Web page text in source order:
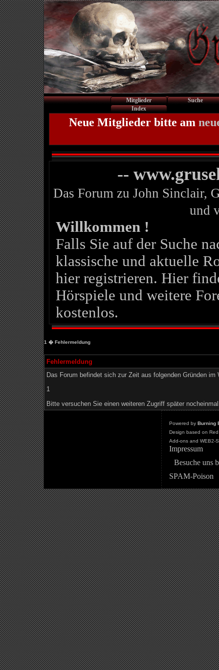
Mitglieder
Suche
Index
Neue Mitglieder bitte am
--
Das Forum zu John Sinclair,
und
Willkommen !
Falls Sie auf der Suche
klassische und aktuelle
hier registrieren. Hier
Hörspiele und weitere
kostenlos.
1 � Fehlermeldung
Fehlermeldung
Das Forum befindet sich zur Zeit aus folgenden Gründen im
1
Bitte versuchen Sie einen weiteren Zugriff später
Powered by Burning
Design based on
Add-ons and WEB2-
Impressum
Besuche uns
SPAM-Poison